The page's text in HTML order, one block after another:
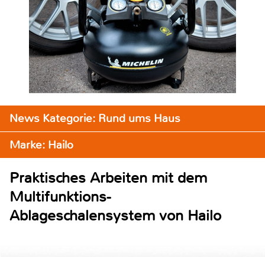
News Kategorie: Rund ums Haus
Marke: Hailo
Praktisches Arbeiten mit dem
Multifunktions-
Ablageschalensystem von Hailo